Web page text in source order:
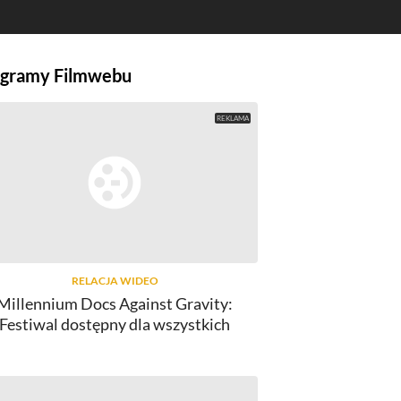
Filmwebu
RELACJA WIDEO
Docs Against Gravity:
Festiwal dostępny dla wszystkich